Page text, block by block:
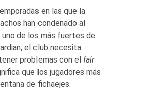
en las que la
han condenado al
uno de los más fuertes de
el club necesita
problemas con el fair
que los jugadores más
de fichaejes.